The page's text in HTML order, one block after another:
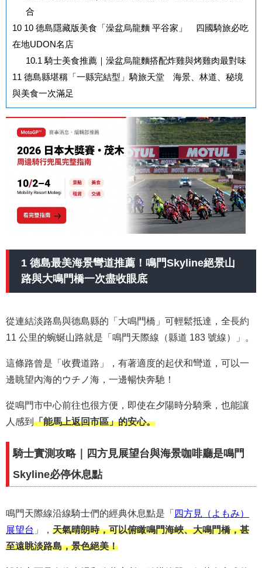
合
10 10 德島隱藏版美食「澡盆烏龍麵 平谷家」 四國騎旅必吃
在地UDON名店
10.1 騎士美食推薦｜澡盆烏龍麵搭配炸雞與烤雞肉最對味
11 德島縣堪稱「一縣完結型」騎旅天堂 海景、林道、秘境
與美食一次滿足
1 德島最美海景彎道推薦！鳴門Skyline絕景山
路與大鳴門橋一次盡收眼底
從連結淡路島與德島縣的「大鳴門橋」可輕鬆抵達，全長約
11 公里的蜿蜒山路就是「鳴門天際線（縣道 183 號線）」。
這條路曾是「收費道路」，有著適度的起伏和彎道，可以一
邊眺望內海的ウチノ海，一邊暢快奔馳！
從鳴門市中心前往也很方便，即使在夕陽時分騎乘，也能讓
人感到 「能馬上返回市區」的安心。
騎士實測攻略｜四方見展望台與海景咖啡廳是鳴門
Skyline必停休息點
鳴門天際線沿線騎士們的經典休息點是「 四方見（よもみ）
展望台 」， 天氣晴朗時，可以俯瞰鳴門海峽、大鳴門橋，甚
至遠眺淡路島，景色絕美！